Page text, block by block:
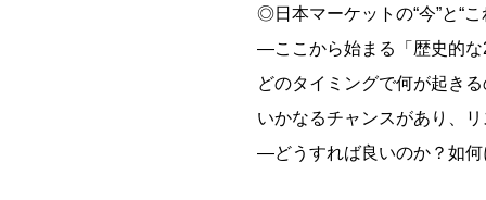
◎日本マーケットの“今”と“こ
―ここから始まる「歴史的
どのタイミングで何が起き
いかなるチャンスがあり、
―どうすれば良いのか？如